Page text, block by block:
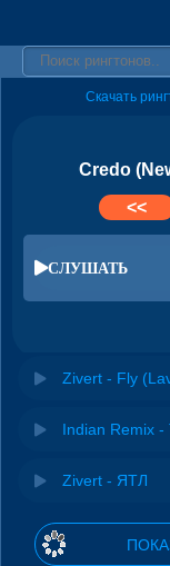
Скачать
Credo
<<
СЛУШАТЬ
Zivert - Fly
Indian Remix -
Zivert - ЯТЛ